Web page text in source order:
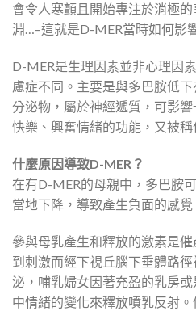
會令人寒顫且開始專注於消極
淵…–這就是D-MER當時如何影
D-MER是生理因素並非心理因
慮症不同。主要是與多巴胺低
分泌物，屬於神經遞質，可影
快樂、興奮情緒的功能，又被稱
什麼原因導致D-MER ？
在有D-MER的母親中，多巴胺
當地下降，導致產生負面的感覺
參與母乳產生和釋放的激素是
到刺激而經下視丘腦下垂體路
泌，哺乳婦女因著充盈的乳房
中情緒的變化來釋放噴乳反射